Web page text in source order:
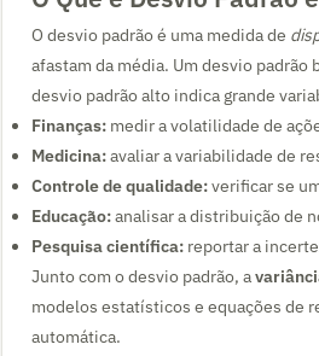
O desvio padrão é uma medida de
afastam da média. Um desvio
desvio padrão alto indica grande
Finanças: medir a volatilidade de
Medicina:avaliar a variabilidade de
Controle de qualidade:verificar se
Educação:analisar a distribuição de
Pesquisa científica: reportar a
Junto com o desvio padrão, a
modelos estatísticos e equações de
automática.